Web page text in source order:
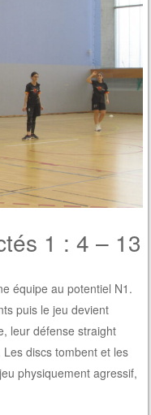
1 : 4 – 13
équipe au potentiel N1.
puis le jeu devient
leur défense straight
discs tombent et les
physiquement agressif,